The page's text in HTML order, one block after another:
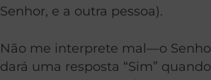
Senhor, e a outra pessoa).
Não me interprete mal—o
dará uma resposta “Sim”